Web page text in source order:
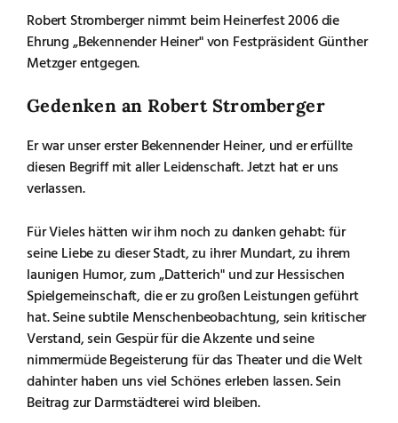
Robert Stromberger nimmt beim Heinerfest 2006 die
Ehrung „Bekennender Heiner" von Festpräsident Günther
Metzger entgegen.
Gedenken an Robert Stromberger
Er war unser erster Bekennender Heiner, und er erfüllte
diesen Begriff mit aller Leidenschaft. Jetzt hat er uns
verlassen.
Für Vieles hätten wir ihm noch zu danken gehabt: für
seine Liebe zu dieser Stadt, zu ihrer Mundart, zu ihrem
launigen Humor, zum „Datterich" und zur Hessischen
Spielgemeinschaft, die er zu großen Leistungen geführt
hat. Seine subtile Menschenbeobachtung, sein kritischer
Verstand, sein Gespür für die Akzente und seine
nimmermüde Begeisterung für das Theater und die Welt
dahinter haben uns viel Schönes erleben lassen. Sein
Beitrag zur Darmstädterei wird bleiben.